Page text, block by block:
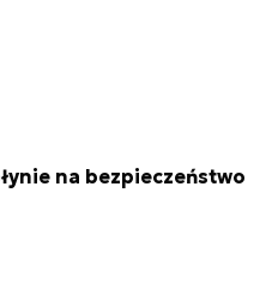
na bezpieczeństwo